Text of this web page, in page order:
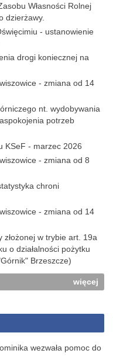
Własności Rolnej
dzierżawy.
- ustanowienie
drogi koniecznej na
- zmiana od 14
nt. wydobywania
potrzeb
KSeF - marzec 2026
- zmiana od 8
chroni
- zmiana od 14
złożonej w trybie art. 19a
o działalności pożytku
Brzeszcze)
więcej
wezwała pomoc do